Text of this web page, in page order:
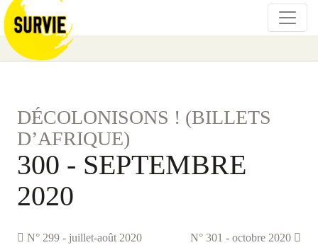
DÉCOLONISONS ! (BILLETS
D’AFRIQUE)
300 - SEPTEMBRE
2020
N° 299 - juillet-août 2020 N° 301 - octobre 2020